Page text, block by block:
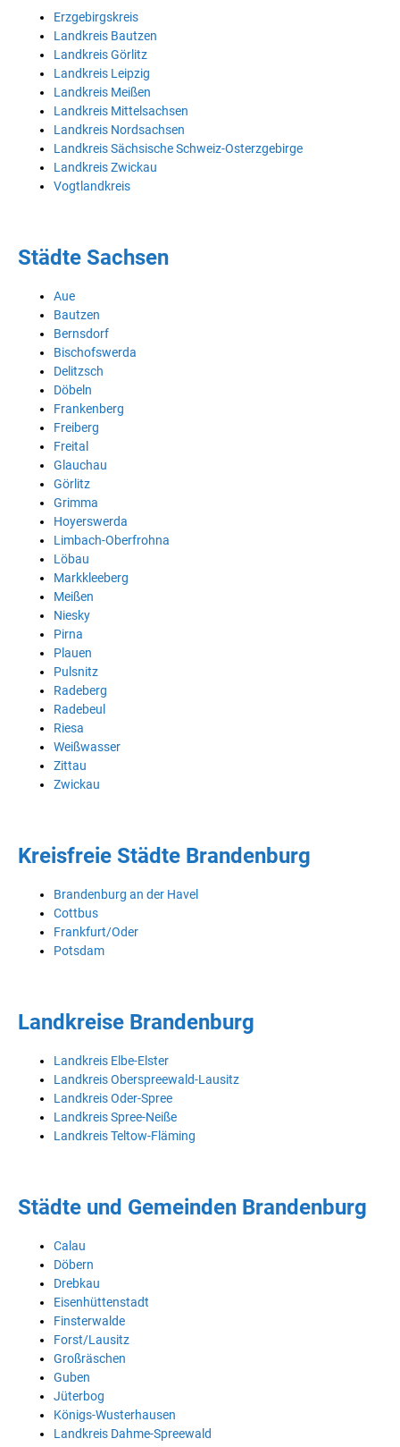
Erzgebirgskreis
Landkreis Bautzen
Landkreis Görlitz
Landkreis Leipzig
Landkreis Meißen
Landkreis Mittelsachsen
Landkreis Nordsachsen
Landkreis Sächsische Schweiz-Osterzgebirge
Landkreis Zwickau
Vogtlandkreis
Städte Sachsen
Aue
Bautzen
Bernsdorf
Bischofswerda
Delitzsch
Döbeln
Frankenberg
Freiberg
Freital
Glauchau
Görlitz
Grimma
Hoyerswerda
Limbach-Oberfrohna
Löbau
Markkleeberg
Meißen
Niesky
Pirna
Plauen
Pulsnitz
Radeberg
Radebeul
Riesa
Weißwasser
Zittau
Zwickau
Kreisfreie Städte Brandenburg
Brandenburg an der Havel
Cottbus
Frankfurt/Oder
Potsdam
Landkreise Brandenburg
Landkreis Elbe-Elster
Landkreis Oberspreewald-Lausitz
Landkreis Oder-Spree
Landkreis Spree-Neiße
Landkreis Teltow-Fläming
Städte und Gemeinden Brandenburg
Calau
Döbern
Drebkau
Eisenhüttenstadt
Finsterwalde
Forst/Lausitz
Großräschen
Guben
Jüterbog
Königs-Wusterhausen
Landkreis Dahme-Spreewald